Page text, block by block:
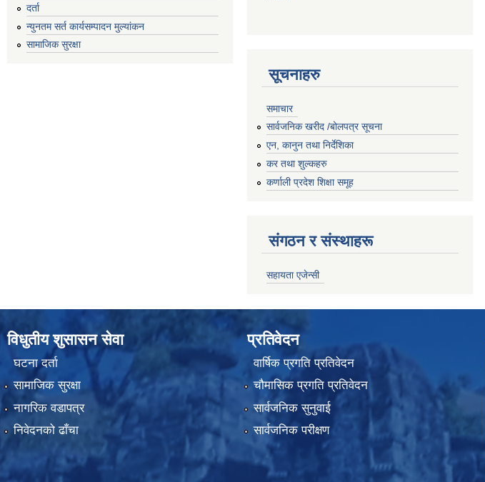
दर्ता
न्युनतम सर्त कार्यसम्पादन मुल्यांकन
सामाजिक सुरक्षा
सूचनाहरु
समाचार
सार्वजनिक खरीद /बोलपत्र सूचना
एन, कानुन तथा निर्देशिका
कर तथा शुल्कहरु
कर्णाली प्रदेश शिक्षा समूह
संगठन र संस्थाहरू
सहायता एजेन्सी
विधुतीय शुसासन सेवा
घटना दर्ता
सामाजिक सुरक्षा
नागरिक वडापत्र
निवेदनको ढाँचा
प्रतिवेदन
वार्षिक प्रगति प्रतिवेदन
चौमासिक प्रगति प्रतिवेदन
सार्वजनिक सुनुवाई
सार्वजनिक परीक्षण